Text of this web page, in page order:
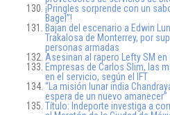
¡Pringles sorprende con un
Bagel”!
Bajan del escenario a Edwin
Trakalosa de Monterrey, por
personas armadas
Asesinan al rapero Lefty SM
Empresas de Carlos Slim, las
en el servicio, según el IFT
“La misión lunar india
espera de un nuevo amanecer”
Título: Indeporte investiga a